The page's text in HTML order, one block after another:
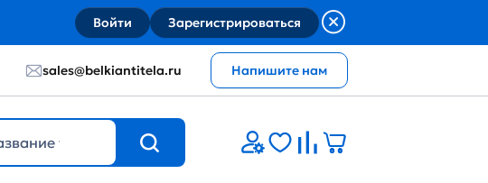
Войти Зарегистрироваться
sales@belkiantitela.ru Напишите нам